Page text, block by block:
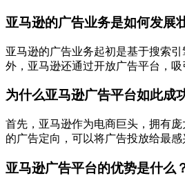
亚马逊的广告业务是如何发展
亚马逊的广告业务起初是基于搜索
外，亚马逊还通过开放广告平台，
为什么亚马逊广告平台如此成
首先，亚马逊作为电商巨头，拥有
的广告定向，可以将广告投放给最
亚马逊广告平台的优势是什么